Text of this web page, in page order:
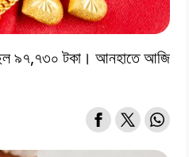
৯৭,৭৩০ টকা। আনহাতে আজি